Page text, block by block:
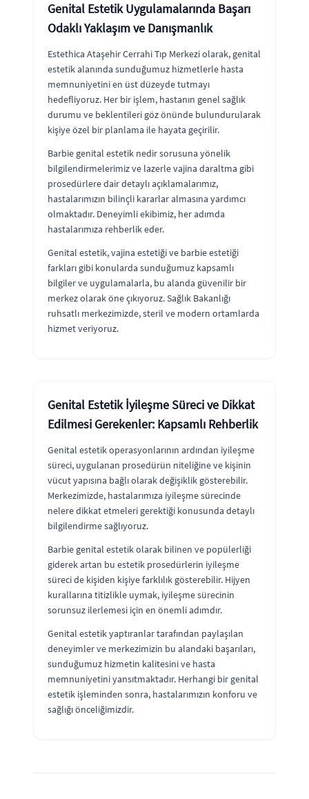
Genital Estetik Uygulamalarında Başarı
Odaklı Yaklaşım ve Danışmanlık
Estethica Ataşehir Cerrahi Tıp Merkezi olarak, genital
estetik alanında sunduğumuz hizmetlerle hasta
memnuniyetini en üst düzeyde tutmayı
hedefliyoruz. Her bir işlem, hastanın genel sağlık
durumu ve beklentileri göz önünde bulundurularak
kişiye özel bir planlama ile hayata geçirilir.
Barbie genital estetik nedir sorusuna yönelik
bilgilendirmelerimiz ve lazerle vajina daraltma gibi
prosedürlere dair detaylı açıklamalarımız,
hastalarımızın bilinçli kararlar almasına yardımcı
olmaktadır. Deneyimli ekibimiz, her adımda
hastalarımıza rehberlik eder.
Genital estetik, vajina estetiği ve barbie estetiği
farkları gibi konularda sunduğumuz kapsamlı
bilgiler ve uygulamalarla, bu alanda güvenilir bir
merkez olarak öne çıkıyoruz. Sağlık Bakanlığı
ruhsatlı merkezimizde, steril ve modern ortamlarda
hizmet veriyoruz.
Genital Estetik İyileşme Süreci ve Dikkat
Edilmesi Gerekenler: Kapsamlı Rehberlik
Genital estetik operasyonlarının ardından iyileşme
süreci, uygulanan prosedürün niteliğine ve kişinin
vücut yapısına bağlı olarak değişiklik gösterebilir.
Merkezimizde, hastalarımıza iyileşme sürecinde
nelere dikkat etmeleri gerektiği konusunda detaylı
bilgilendirme sağlıyoruz.
Barbie genital estetik olarak bilinen ve popülerliği
giderek artan bu estetik prosedürlerin iyileşme
süreci de kişiden kişiye farklılık gösterebilir. Hijyen
kurallarına titizlikle uymak, iyileşme sürecinin
sorunsuz ilerlemesi için en önemli adımdır.
Genital estetik yaptıranlar tarafından paylaşılan
deneyimler ve merkezimizin bu alandaki başarıları,
sunduğumuz hizmetin kalitesini ve hasta
memnuniyetini yansıtmaktadır. Herhangi bir genital
estetik işleminden sonra, hastalarımızın konforu ve
sağlığı önceliğimizdir.